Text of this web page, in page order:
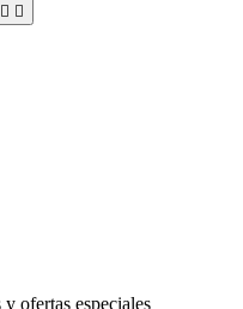
 
ofertas especiales